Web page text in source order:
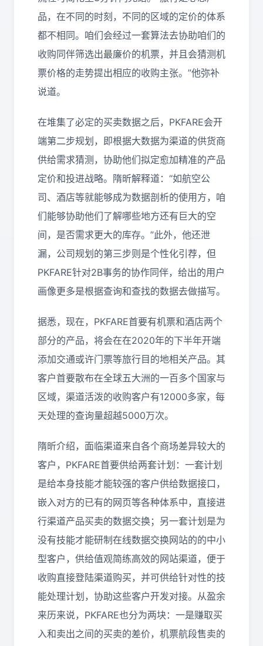
品，在不同的时刻，不同的区域的定价的体系
都不相同。咱们会经过一套算法去协助咱们的
收购同伴筛选出最廉价的机票，并且会猜测机
票价格的走势提出相应的收购主张。”他弥补
说道。
在堆集了必定的买卖数据之后，PKFARE会开
端第二步规划，即根据大数据为渠道的供货商
供给需求猜测，协助他们拟定愈加精准的产品
定价和投进战略。隋昕解释道：“如航空公
司、酒店等就能够成为数据剖析的使用方，咱
们能够协助他们了解哪些地方还有巨大的空
间，是否需求更大的库存。”此外，他还泄
漏，公司规划的第三步则是个性化引荐，但
PKFARE针对2B事务的协作同伴，给出的用户
画像更多是根据查询和查找的数据去做描写。
据悉，现在，PKFARE首要有机票和酒店两个
部分的产品，将会在在2020年的下半年开端
添加交通或许门票等旅行目的地相关产品。其
客户首要散布在全球五大洲的一百多个国家与
区域，渠道活泼的收购客户有12000多家，每
天处理的查询量超越5000万次。
隋昕介绍，面临渠道来自各个商场差异较大的
客户，PKFARE首要供给两套计划：一套计划
是给本身技能才能较强的客户供给数据接口，
嵌入对方的已有的网页等各种体系中，直接进
行渠道产品买卖的数据交换；另一套计划是为
没有技能才能研制在线数据交换网站的的中小
型客户，供给值观简练高效的网站渠道，便于
收购直接登陆渠道购买，并可供给针对性的技
能处理计划，协助这些客户开发对接。从盈余
来历来说，PKFARE也分为两块：一是赚取买
入和卖出之间的买卖的差价，机票航段售卖的